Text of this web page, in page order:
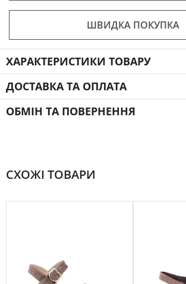
ШВИДКА ПОКУПКА
ХАРАКТЕРИСТИКИ ТОВАРУ
ДОСТАВКА ТА ОПЛАТА
ОБМІН ТА ПОВЕРНЕННЯ
СХОЖІ ТОВАРИ